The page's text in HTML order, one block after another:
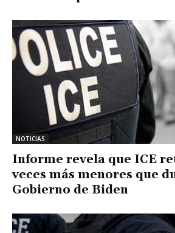
NOTICIAS
Informe revela que ICE
veces más menores que
Gobierno de Biden